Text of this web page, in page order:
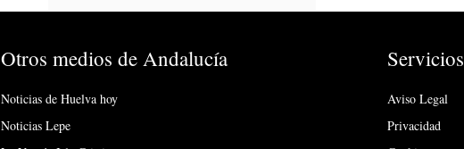
Otros medios de Andalucía
Noticias de Huelva hoy
Noticias Lepe
Servicios
Aviso Legal
Privacidad